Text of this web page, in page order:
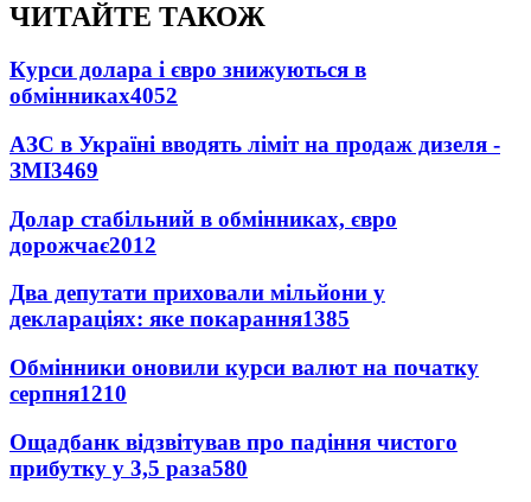
ЧИТАЙТЕ ТАКОЖ
Курси долара і євро знижуються в
обмінниках4052
АЗС в Україні вводять ліміт на продаж дизеля -
ЗМІ3469
Долар стабільний в обмінниках, євро
дорожчає2012
Два депутати приховали мільйони у
деклараціях: яке покарання1385
Обмінники оновили курси валют на початку
серпня1210
Ощадбанк відзвітував про падіння чистого
прибутку у 3,5 раза580